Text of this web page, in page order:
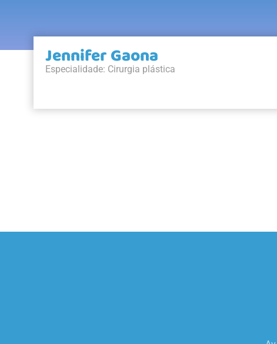
Jennifer Gaona
Especialidade: Cirurgia plástica